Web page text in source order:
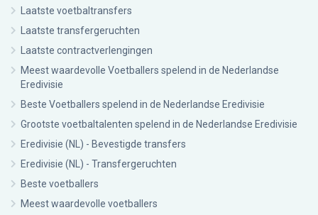
Laatste voetbaltransfers
Laatste transfergeruchten
Laatste contractverlengingen
Meest waardevolle Voetballers spelend in de Nederlandse
Eredivisie
Beste Voetballers spelend in de Nederlandse Eredivisie
Grootste voetbaltalenten spelend in de Nederlandse Eredivisie
Eredivisie (NL) - Bevestigde transfers
Eredivisie (NL) - Transfergeruchten
Beste voetballers
Meest waardevolle voetballers